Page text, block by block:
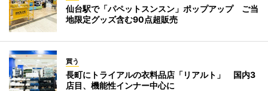
仙台駅で「パペットスンスン」ポップアップ ご当
地限定グッズ含む90点超販売
買う
長町にトライアルの衣料品店「リアルト」 国内3
店目、機能性インナー中心に